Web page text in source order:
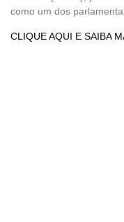
como um dos
CLIQUE AQUI E SAIBA